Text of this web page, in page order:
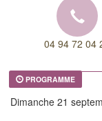
04 94 72 04
PROGRAMME
Dimanche 21